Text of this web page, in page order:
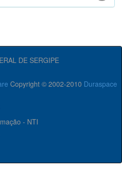
DE SERGIPE
Copyright © 2002-2010 Duraspace
- NTI